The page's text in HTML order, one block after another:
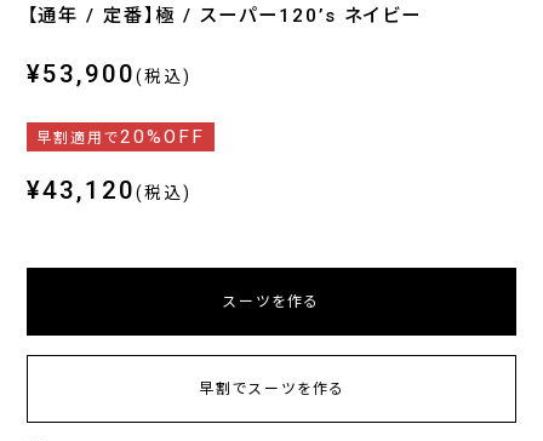
【通年 / 定番】極 / スーパー120’s ネイビー
¥53,900(税込)
早割適用で20%OFF
¥43,120(税込)
スーツを作る
早割でスーツを作る